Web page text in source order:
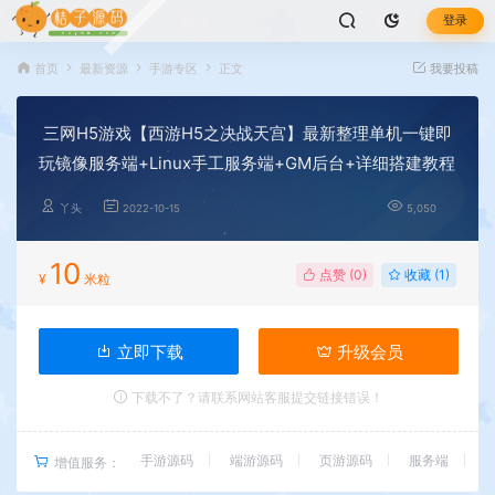
登录
首页 最新资源 手游专区 正文 我要投稿
三网H5游戏【西游H5之决战天宫】最新整理单机一键即
玩镜像服务端+Linux手工服务端+GM后台+详细搭建教程
丫头 2022-10-15 5,050
¥ 10 米粒 点赞 (0) 收藏 (1)
立即下载 升级会员
下载不了？请联系网站客服提交链接错误！
增值服务： 手游源码 端游源码 页游源码 服务端